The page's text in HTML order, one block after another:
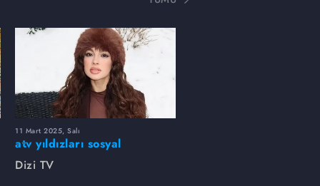
11 Mart 2025, Salı
atv yıldızları sosyal
medyada neler paylaştı?
Dizi TV